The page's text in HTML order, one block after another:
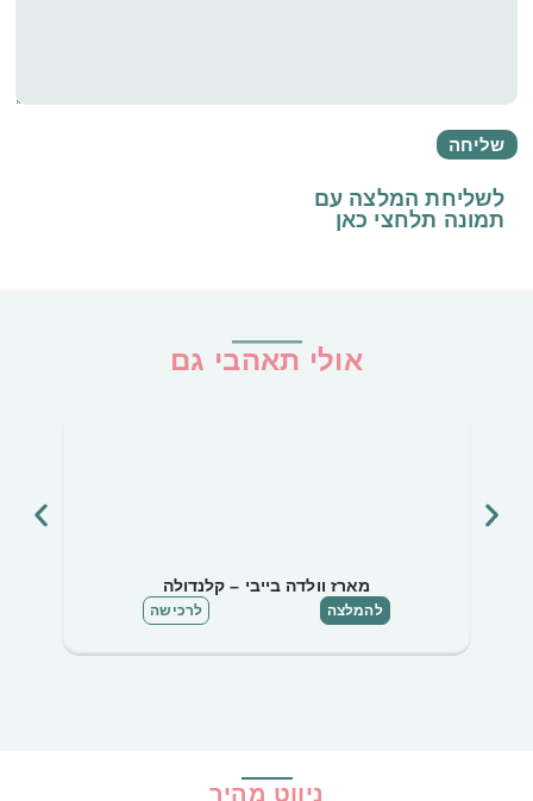
לשליחת המלצה עם
תמונה תלחצי כאן
אולי תאהבי גם
מארז וולדה בייבי – קלנדולה
להמלצה לרכישה
ניווט מהיר